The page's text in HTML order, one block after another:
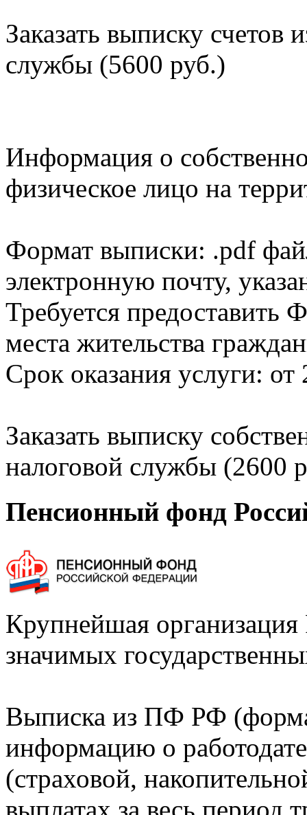
Заказать выписку счетов
службы (5600 руб.)
Информация о
физическое лицо на
Формат выписки: .pdf
электронную почту,
Требуется
места жительства
Срок оказания услуги: от
Заказать выписку
налоговой службы (2600
Пенсионный фонд
Крупнейшая
значимых
Выписка из ПФ РФ
информацию о
(страховой,
выплатах за весь период